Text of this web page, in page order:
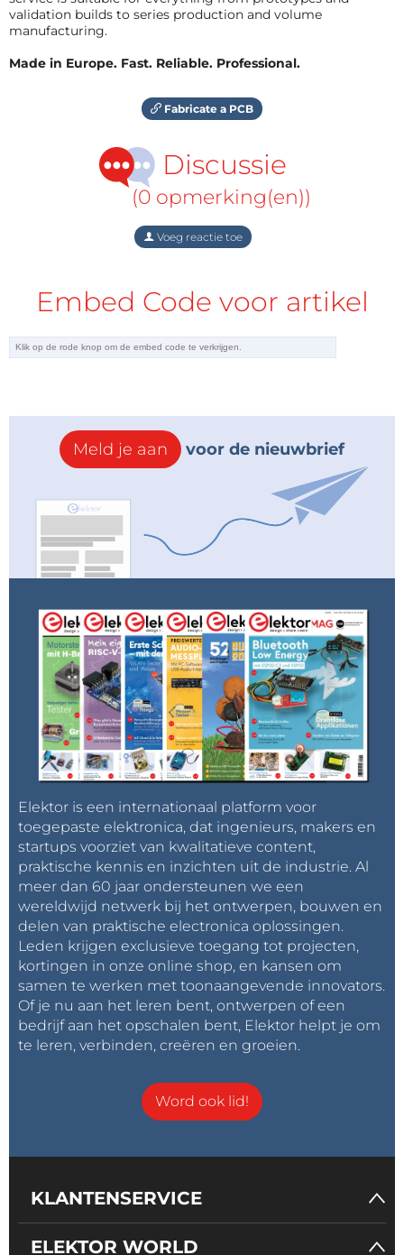
validation builds to series production and volume
manufacturing.
Made in Europe. Fast. Reliable. Professional.
Fabricate a PCB
Discussie
(0 opmerking(en))
Voeg reactie toe
Embed Code voor artikel
Meld je aan voor de nieuwbrief
Elektor is een internationaal platform voor
toegepaste elektronica, dat ingenieurs, makers en
startups voorziet van kwalitatieve content,
praktische kennis en inzichten uit de industrie. Al
meer dan 60 jaar ondersteunen we een
wereldwijd netwerk bij het ontwerpen, bouwen en
delen van praktische electronica oplossingen.
Leden krijgen exclusieve toegang tot projecten,
kortingen in onze online shop, en kansen om
samen te werken met toonaangevende innovators.
Of je nu aan het leren bent, ontwerpen of een
bedrijf aan het opschalen bent, Elektor helpt je om
te leren, verbinden, creëren en groeien.
Word ook lid!
KLANTENSERVICE
ELEKTOR WORLD